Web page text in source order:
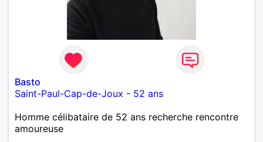
Basto
Saint-Paul-Cap-de-Joux - 52 ans
Homme célibataire de 52 ans recherche rencontre
amoureuse